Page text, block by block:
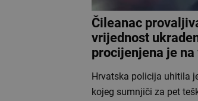
Čileanac
vrijednost
procijenjena je
Hrvatska policija uhitila
kojeg sumnjiči za pet